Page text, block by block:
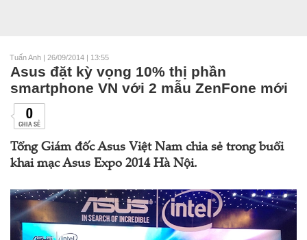
Tuấn Anh | 26/09/2014 | 13:55
Asus đặt kỳ vọng 10% thị phần
smartphone VN với 2 mẫu ZenFone mới
0
CHIA SẺ
Tổng Giám đốc Asus Việt Nam chia sẻ trong buổi
khai mạc Asus Expo 2014 Hà Nội.